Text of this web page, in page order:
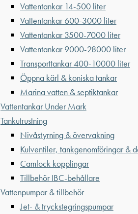
Vattentankar 14-500 liter
Vattentankar 600-3000 liter
Vattentankar 3500-7000 liter
Vattentankar 9000-28000 liter
Transporttankar 400-10000 liter
Öppna kärl & koniska tankar
Marina vatten & septiktankar
Vattentankar Under Mark
Tankutrustning
Nivåstyrning & övervakning
Kulventiler, tankgenomföringar &
Camlock kopplingar
Tillbehör IBC-behållare
Vattenpumpar & tillbehör
Jet- & tryckstegringspumpar